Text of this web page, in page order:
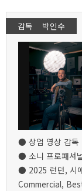
감독 박인수
● 상업 영상 감독
● 소니 프로패셔
● 2025 런던, 시
Commercial,